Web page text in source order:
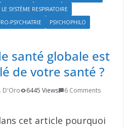
LE SYSTÈME RESPIRATOIRE
PSYCHIATRIE
PSYCHOPHILO
santé globale est
de votre santé ?
D'Oro 6445 Views 6 Comments
cet article pourquoi